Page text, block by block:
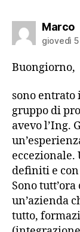
Marco
giovedì
Buongiorno,
sono entrato
gruppo di
avevo l’Ing.
definiti e
Sono
un’azienda
tutto,